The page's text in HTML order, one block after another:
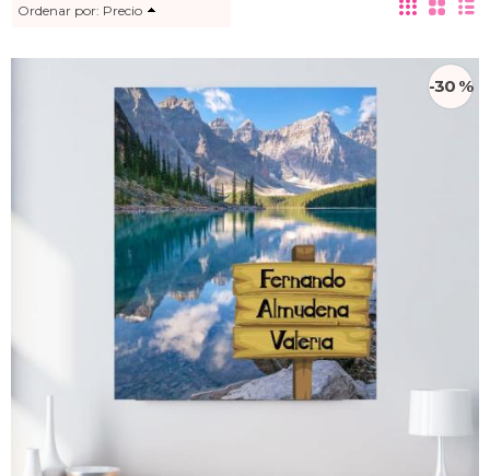
Ordenar por: Precio
-30 %